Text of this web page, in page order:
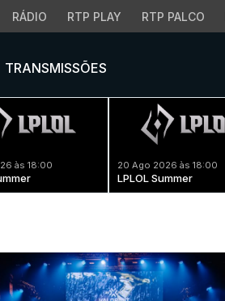
RÁDIO RTP PLAY RTP PALCO
TRANSMISSÕES
às 18:00 20 Ago 2026 às 18:00
LPLOL Summer